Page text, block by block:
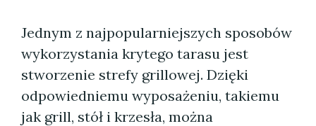
Jednym z najpopularniejszych sposobów
wykorzystania krytego tarasu jest
stworzenie strefy grillowej. Dzięki
odpowiedniemu wyposażeniu, takiemu
jak grill, stół i krzesła, można